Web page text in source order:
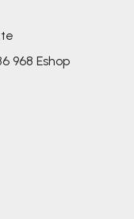
968 Eshop